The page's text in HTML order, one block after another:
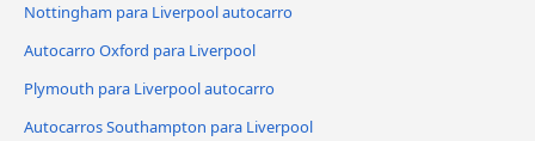
Nottingham para Liverpool autocarro
Autocarro Oxford para Liverpool
Plymouth para Liverpool autocarro
Autocarros Southampton para Liverpool